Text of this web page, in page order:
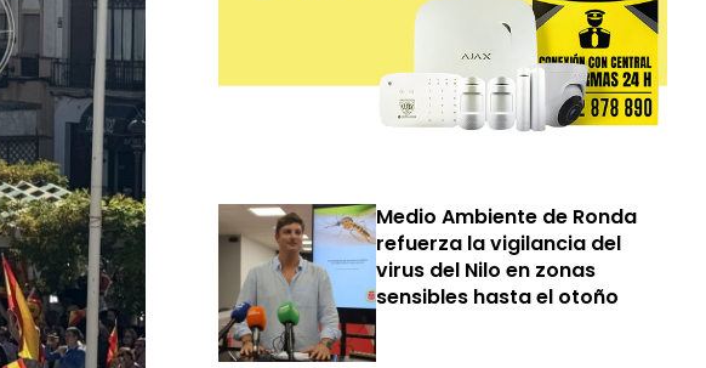
Medio Ambiente de Ronda
refuerza la vigilancia del
virus del Nilo en zonas
sensibles hasta el otoño